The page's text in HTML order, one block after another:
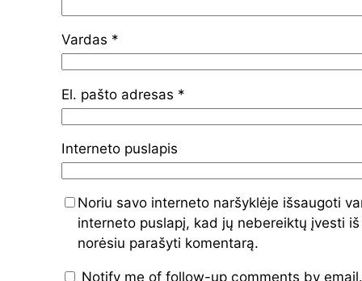
Vardas *
El. pašto adresas *
Interneto puslapis
Noriu savo interneto naršyklėje išsaugoti
interneto puslapį, kad jų nebereiktų įvesti
norėsiu parašyti komentarą.
Notify me of follow-up comments by email.